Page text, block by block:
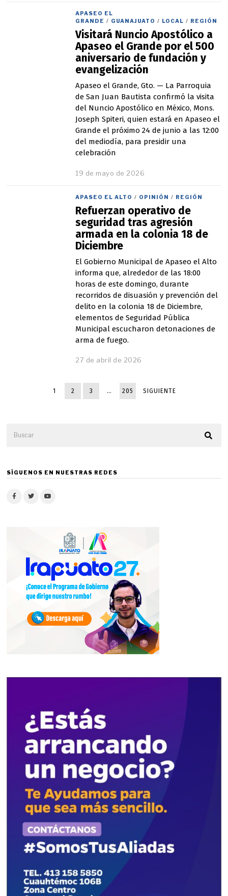
APASEO EL
GRANDE / GUANAJUATO / LOCAL / REGIÓN
Visitará Nuncio Apostólico a
Apaseo el Grande por el 500
aniversario de fundación y
evangelización
Apaseo el Grande, Gto. — La Parroquia
de San Juan Bautista confirmó la visita
del Nuncio Apostólico en México, Mons.
Joseph Spiteri, quien estará en Apaseo el
Grande el próximo 24 de junio a las 12:00
del mediodía, para presidir una
celebración
19 de mayo de 2026
APASEO EL ALTO / OPINIÓN / REGIÓN
Refuerzan operativo de
seguridad tras agresión
armada en la colonia 18 de
Diciembre
El Gobierno Municipal de Apaseo el Alto
informa que, alrededor de las 18:00
horas de este domingo, durante
recorridos de disuasión y prevención del
delito en la colonia 18 de Diciembre,
elementos de Seguridad Pública
Municipal escucharon detonaciones de
arma de fuego.
27 de abril de 2026
1 2 3 … 205 SIGUIENTE
SÍGUENOS EN NUESTRAS REDES